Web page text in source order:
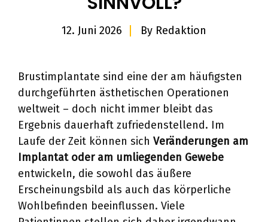
12. Juni 2026 By Redaktion
Brustimplantate sind eine der am häufigsten
durchgeführten ästhetischen Operationen
weltweit – doch nicht immer bleibt das
Ergebnis dauerhaft zufriedenstellend. Im
Laufe der Zeit können sich Veränderungen am
Implantat oder am umliegenden Gewebe
entwickeln, die sowohl das äußere
Erscheinungsbild als auch das körperliche
Wohlbefinden beeinflussen. Viele